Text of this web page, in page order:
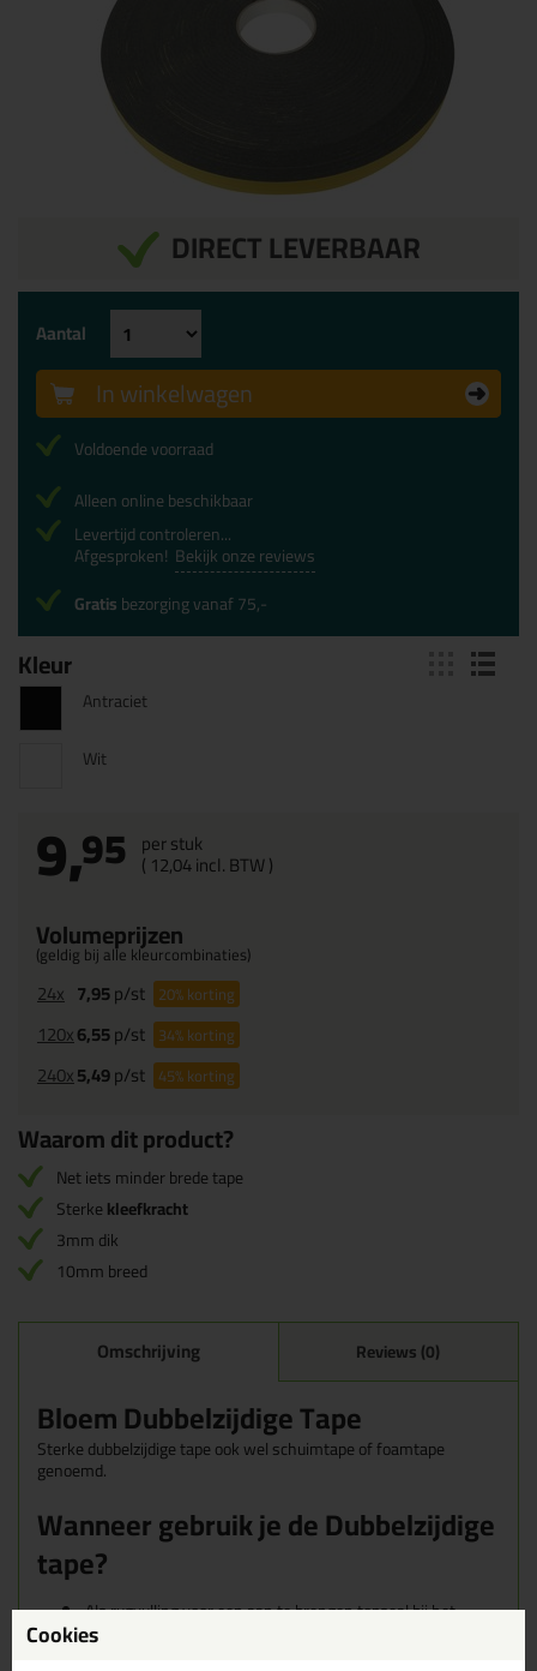
DIRECT LEVERBAAR
Kleur
Antraciet
Wit
9,95 per stuk
( 12,04incl. BTW )
Volumeprijzen
(geldig bij alle kleurcombinaties)
24x 7,95p/st 20%korting
120x6,55p/st 34%korting
240x5,49p/st 45%korting
Aantal
In winkelwagen
Voldoende voorraad
Alleen online beschikbaar
Levertijd controleren...
Afgesproken! Bekijk onze reviews
Gratisbezorging vanaf 75,-
Waarom dit product?
Net iets minder brede tape
Sterkekleefkracht
3mm dik
10mm breed
Omschrijving Reviews (0)
Bloem Dubbelzijdige Tape
Sterke dubbelzijdige tape ook wel schuimtape of foamtape
genoemd.
Wanneer gebruik je de Dubbelzijdige
tape?
Als rugvulling voor een aan te brengen topseal bij het
plaatsen van enkel glas, isolatieglas en andere
glassoorten.
Cookies